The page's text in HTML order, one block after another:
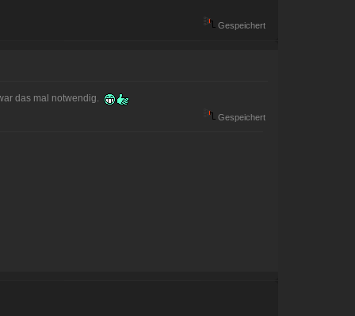
Gespeichert
das mal notwendig.
Gespeichert